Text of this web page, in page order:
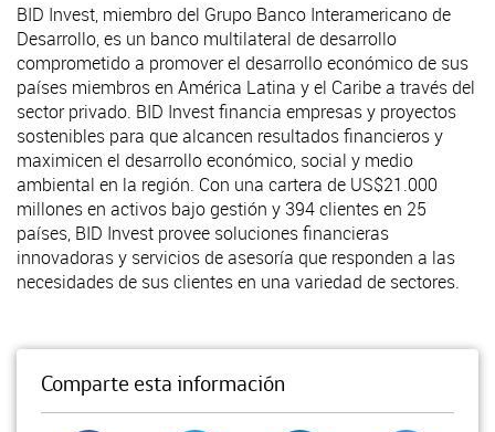
BID Invest, miembro del Grupo Banco Interamericano de
Desarrollo, es un banco multilateral de desarrollo
comprometido a promover el desarrollo económico de sus
países miembros en América Latina y el Caribe a través del
sector privado. BID Invest financia empresas y proyectos
sostenibles para que alcancen resultados financieros y
maximicen el desarrollo económico, social y medio
ambiental en la región. Con una cartera de US$21.000
millones en activos bajo gestión y 394 clientes en 25
países, BID Invest provee soluciones financieras
innovadoras y servicios de asesoría que responden a las
necesidades de sus clientes en una variedad de sectores.
Comparte esta información